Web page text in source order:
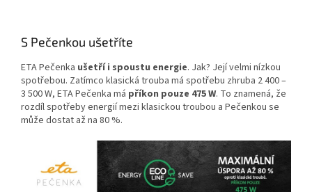
S Pečenkou ušetříte
ETA Pečenka ušetří i spoustu energie. Jak? Její velmi nízkou
spotřebou. Zatímco klasická trouba má spotřebu zhruba 2 400 –
3 500 W, ETA Pečenka má příkon pouze 475 W. To znamená, že
rozdíl spotřeby energií mezi klasickou troubou a Pečenkou se
může dostat až na 80 %.